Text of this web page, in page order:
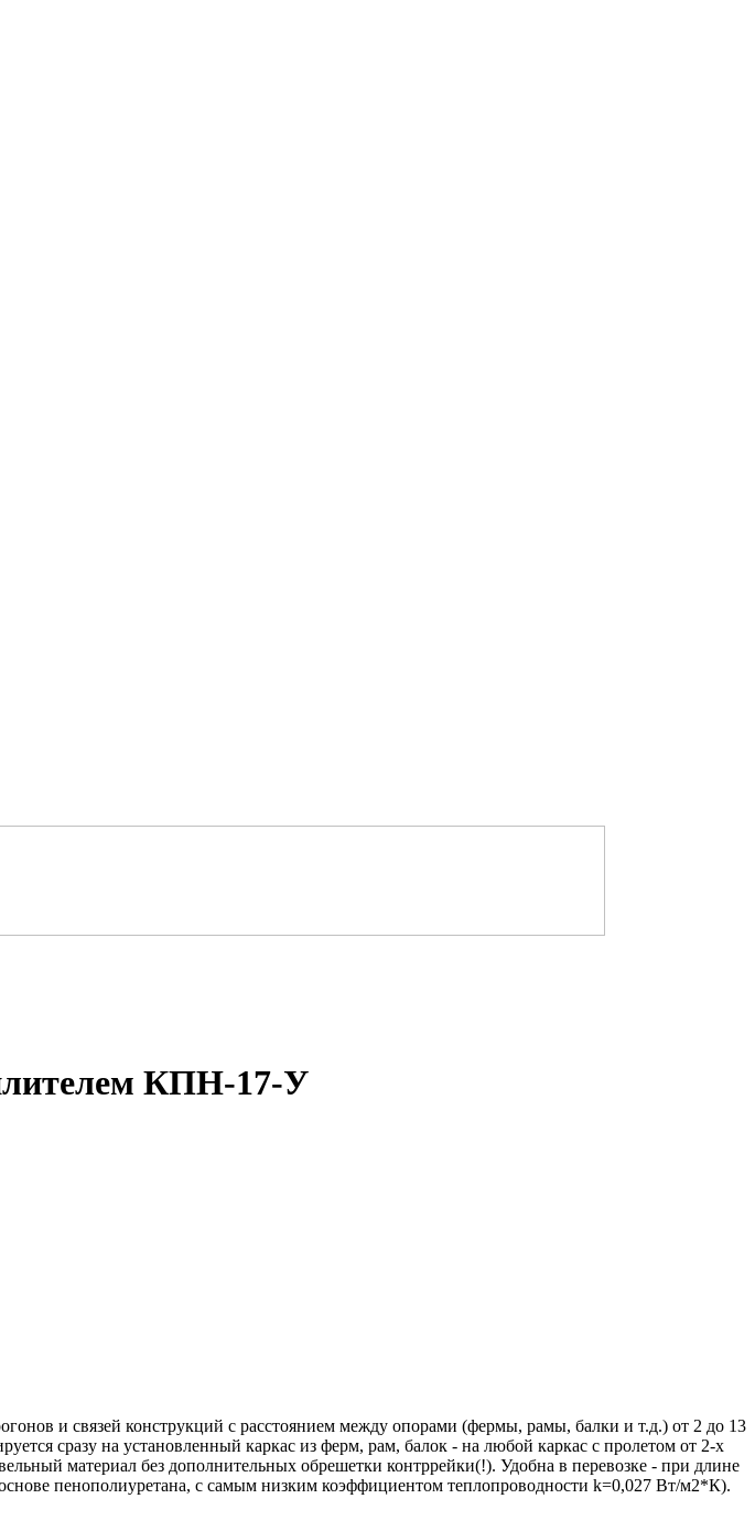
КПН-17-У
и связей конструкций с расстоянием между опорами (фермы, рамы, балки и т.д.) от 2 до 13
сразу на установленный каркас из ферм, рам, балок - на любой каркас с пролетом от 2-х
материал без дополнительных обрешетки контррейки(!). Удобна в перевозке - при длине
пенополиуретана, с самым низким коэффициентом теплопроводности k=0,027 Вт/м2*К).